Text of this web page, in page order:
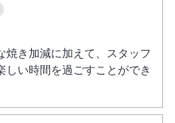
四季折々の景色をお楽しみいただ
毎日開催です。併設大型庭園有
総客室数221
露天風呂あり
焼き加減に加えて、スタッフ
い時間を過ごすことができ